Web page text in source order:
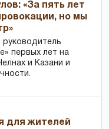
«За пять лет
но мы
первых лет на
и Казани и
для жителей